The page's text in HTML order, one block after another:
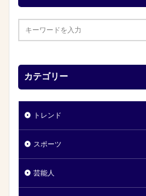
カテゴリー
トレンド
スポーツ
芸能人